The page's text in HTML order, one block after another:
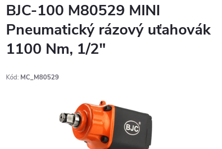
BJC-100 M80529 MINI
Pneumatický rázový uťahovák
1100 Nm, 1/2"
Kód: MC_M80529